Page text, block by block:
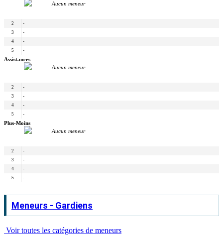
Aucun meneur
2
-
3
-
4
-
5
-
Assistances
Aucun meneur
2
-
3
-
4
-
5
-
Plus-Moins
Aucun meneur
2
-
3
-
4
-
5
-
Meneurs - Gardiens
Voir toutes les catégories de meneurs